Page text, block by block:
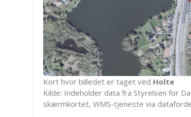
Kort hvor billedet er taget ved Holte
Kilde: Indeholder data fra Styrelsen for
skærmkortet, WMS-tjeneste via